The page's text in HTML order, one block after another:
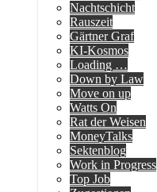
Nachtschicht
Rauszeit
Gärtner Graf
KI-Kosmos
Loading …
Down by Law
Move on up
Watts On
Rat der Weisen
MoneyTalks
Sektenblog
Work in Progress
Top Job